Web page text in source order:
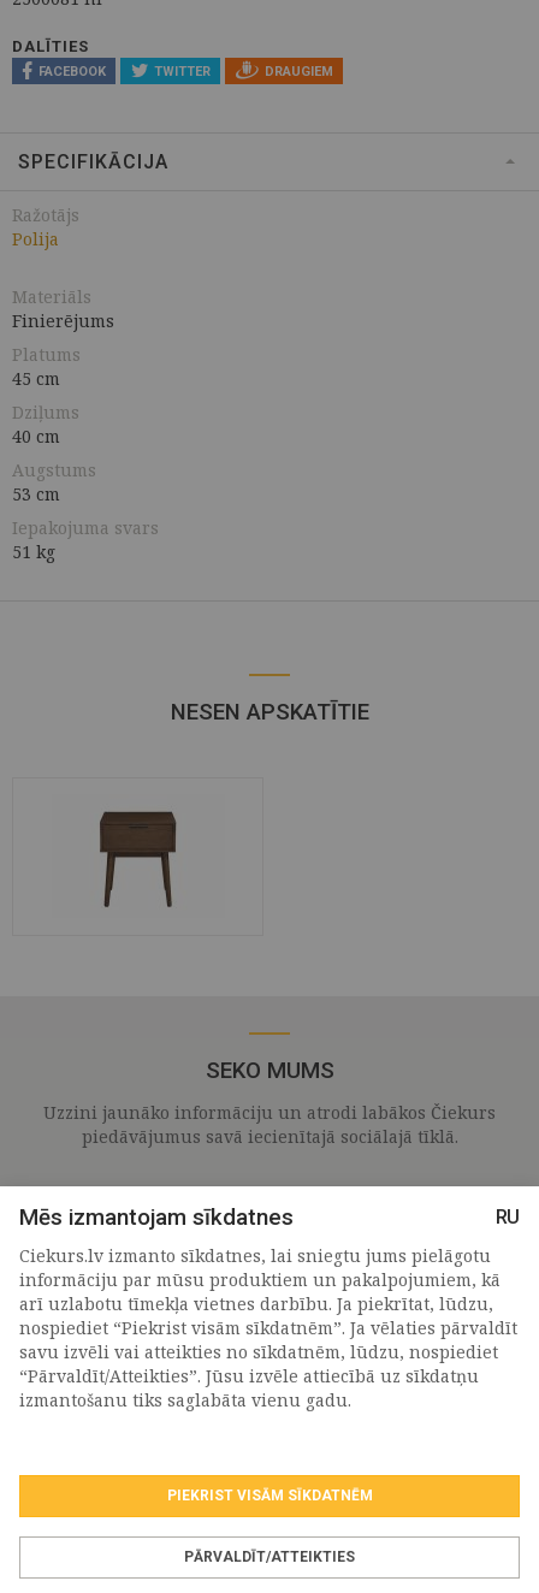
DALĪTIES
FACEBOOK TWITTER DRAUGIEM
SPECIFIKĀCIJA
Ražotājs
Polija
Materiāls
Finierējums
Platums
45 cm
Dziļums
40 cm
Augstums
53 cm
Iepakojuma svars
51 kg
NESEN APSKATĪTIE
SEKO MUMS
Uzzini jaunāko informāciju un atrodi labākos Čiekurs
piedāvājumus savā iecienītajā sociālajā tīklā.
PIETEIKTIES MŪSU JAUNUMIEM
Piekrītu personasdatu apstrādes noteikumiem
Mēs izmantojam sīkdatnes
RU
Ciekurs.lv izmanto sīkdatnes, lai sniegtu jums pielāgotu
informāciju par mūsu produktiem un pakalpojumiem, kā
arī uzlabotu tīmekļa vietnes darbību. Ja piekrītat, lūdzu,
nospiediet “Piekrist visām sīkdatnēm”. Ja vēlaties pārvaldīt
savu izvēli vai atteikties no sīkdatnēm, lūdzu, nospiediet
“Pārvaldīt/Atteikties”. Jūsu izvēle attiecībā uz sīkdatņu
izmantošanu tiks saglabāta vienu gadu.
PIEKRIST VISĀM SĪKDATNĒM
PĀRVALDĪT/ATTEIKTIES